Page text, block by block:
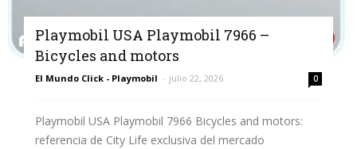
Playmobil USA Playmobil 7966 –
Bicycles and motors
El Mundo Click - Playmobil - julio 22, 2026 0
Playmobil USA Playmobil 7966 Bicycles and motors:
referencia de City Life exclusiva del mercado